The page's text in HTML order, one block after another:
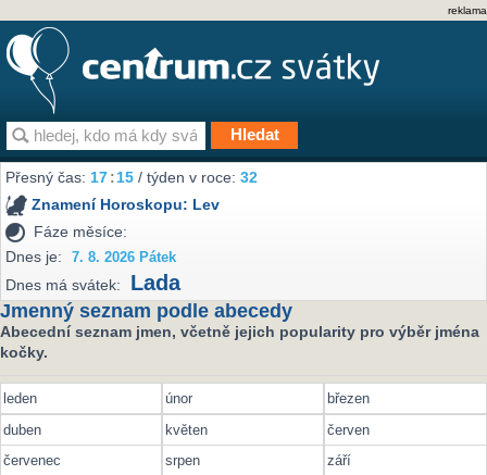
reklama
Přesný čas:17:15 / týden v roce:32
Znamení Horoskopu: Lev
Fáze měsíce:
Dnes je:
7. 8. 2026 Pátek
Dnes má svátek: Lada
Jmenný seznam podle abecedy
Abecední seznam jmen, včetně jejich popularity pro výběr jména
kočky.
leden únor
březen
duben
květen
červen
červenec
srpen
září